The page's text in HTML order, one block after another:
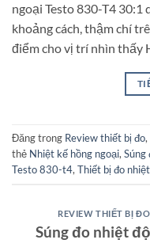
ngoại Testo 830-T4
khoảng cách, thậm chí
điểm cho vị trí nhìn thấy
Đăng trong Review thiết bị đo,
thẻ Nhiệt kế hồng ngoại,Súng
Testo 830-t4,Thiết bị đo
REVIEW THIẾT BỊ ĐO
Súng đo nhiệt